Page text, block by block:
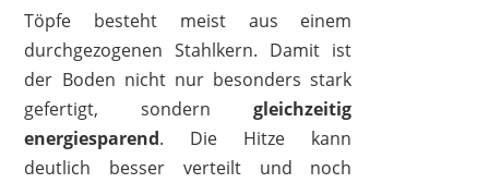
Töpfe besteht meist aus einem
durchgezogenen Stahlkern. Damit ist
der Boden nicht nur besonders stark
gefertigt, sonderngleichzeitig
energiesparend. Die Hitze kann
deutlich besser verteilt und noch